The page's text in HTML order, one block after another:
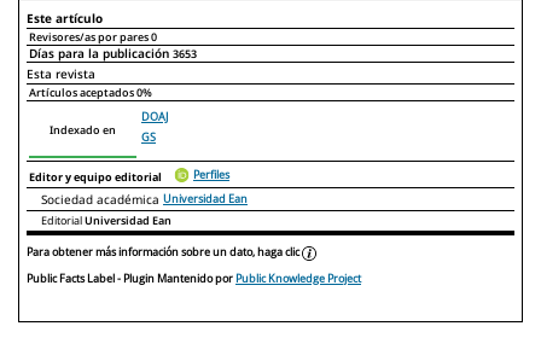
Este artículo
Revisores/as por pares0
Días para la publicación 3653
Declaraciones de autoría
Esta revista
Artículos aceptados0%
Indexado en
DOAJ
GS
Editor y equipo editorial Perfiles
Sociedad académica Universidad Ean
EditorialUniversidad Ean
Para obtener más información sobre un dato, haga clic
Public Facts Label- Plugin Mantenido por Public Knowledge Project